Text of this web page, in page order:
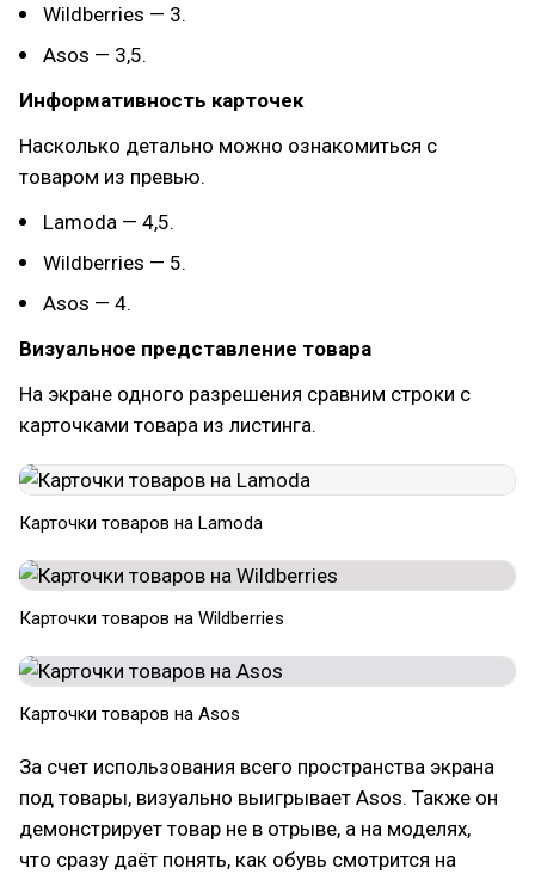
Wildberries — 3.
Asos — 3,5.
Информативность карточек
Насколько детально можно ознакомиться с
товаром из превью.
Lamoda — 4,5.
Wildberries — 5.
Asos — 4.
Визуальное представление товара
На экране одного разрешения сравним строки с
карточками товара из листинга.
Карточки товаров на Lamoda
Карточки товаров на Wildberries
Карточки товаров на Asos
За счет использования всего пространства экрана
под товары, визуально выигрывает Asos. Также он
демонстрирует товар не в отрыве, а на моделях,
что сразу даёт понять, как обувь смотрится на